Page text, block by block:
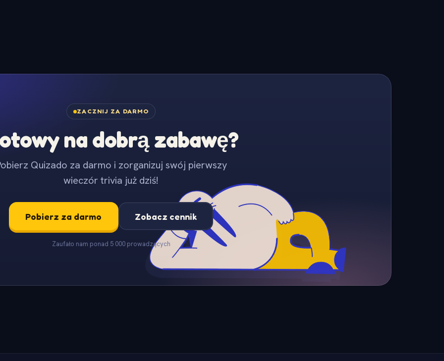
ZACZNIJ ZA DARMO
na dobrą zabawę?
Quizado za darmo i zorganizuj swój pierwszy
wieczór trivia już dziś!
Pobierz za darmo Zobacz cennik
Zaufało nam ponad 5 000 prowadzących